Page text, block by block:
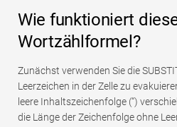
Wie funktioniert
Wortzählformel?
Zunächst verwenden Sie die
Leerzeichen in der Zelle zu
leere Inhaltszeichenfolge (“)
die Länge der Zeichenfolge ohne